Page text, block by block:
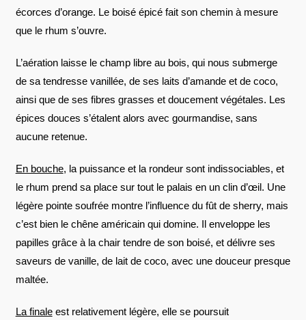
écorces d’orange. Le boisé épicé fait son chemin à mesure
que le rhum s’ouvre.
L’aération laisse le champ libre au bois, qui nous submerge
de sa tendresse vanillée, de ses laits d’amande et de coco,
ainsi que de ses fibres grasses et doucement végétales. Les
épices douces s’étalent alors avec gourmandise, sans
aucune retenue.
En bouche, la puissance et la rondeur sont indissociables, et
le rhum prend sa place sur tout le palais en un clin d’œil. Une
légère pointe soufrée montre l’influence du fût de sherry, mais
c’est bien le chêne américain qui domine. Il enveloppe les
papilles grâce à la chair tendre de son boisé, et délivre ses
saveurs de vanille, de lait de coco, avec une douceur presque
maltée.
La finaleest relativement légère, elle se poursuit